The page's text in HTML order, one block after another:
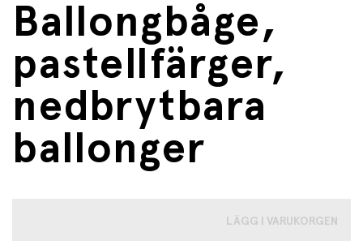
Ballongbåge,
pastellfärger,
nedbrytbara
ballonger
LÄGG I VARUKORGEN